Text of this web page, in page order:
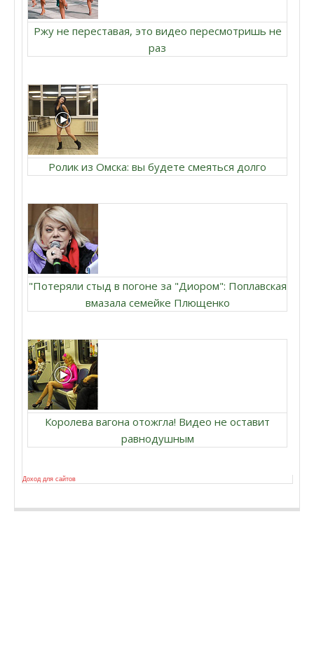
Ржу не переставая, это видео пересмотришь не
раз
Ролик из Омска: вы будете смеяться долго
"Потеряли стыд в погоне за "Диором": Поплавская
вмазала семейке Плющенко
Королева вагона отожгла! Видео не оставит
равнодушным
Доход для сайтов